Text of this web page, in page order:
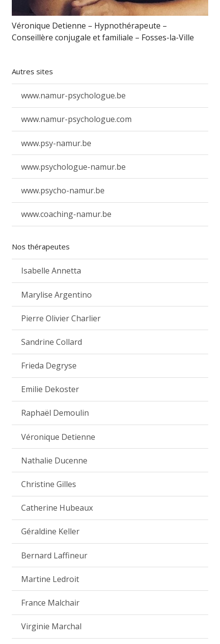
Véronique Detienne – Hypnothérapeute –
Conseillère conjugale et familiale – Fosses-la-Ville
Autres sites
www.namur-psychologue.be
www.namur-psychologue.com
www.psy-namur.be
www.psychologue-namur.be
www.psycho-namur.be
www.coaching-namur.be
Nos thérapeutes
Isabelle Annetta
Marylise Argentino
Pierre Olivier Charlier
Sandrine Collard
Frieda Degryse
Emilie Dekoster
Raphaël Demoulin
Véronique Detienne
Nathalie Ducenne
Christine Gilles
Catherine Hubeaux
Géraldine Keller
Bernard Laffineur
Martine Ledroit
France Malchair
Virginie Marchal